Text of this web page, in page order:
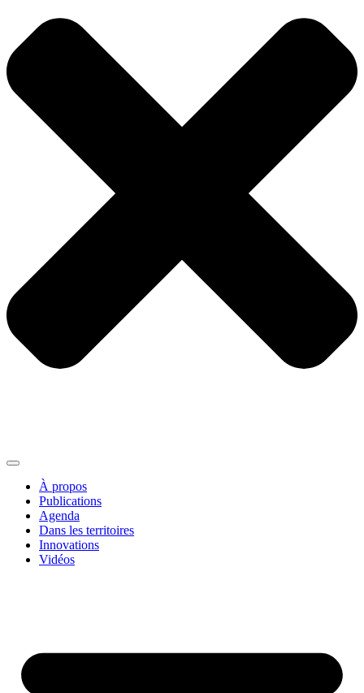
À propos
Publications
Agenda
Dans les territoires
Innovations
Vidéos